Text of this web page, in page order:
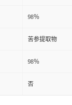
98％
苦参提取物
98％
否